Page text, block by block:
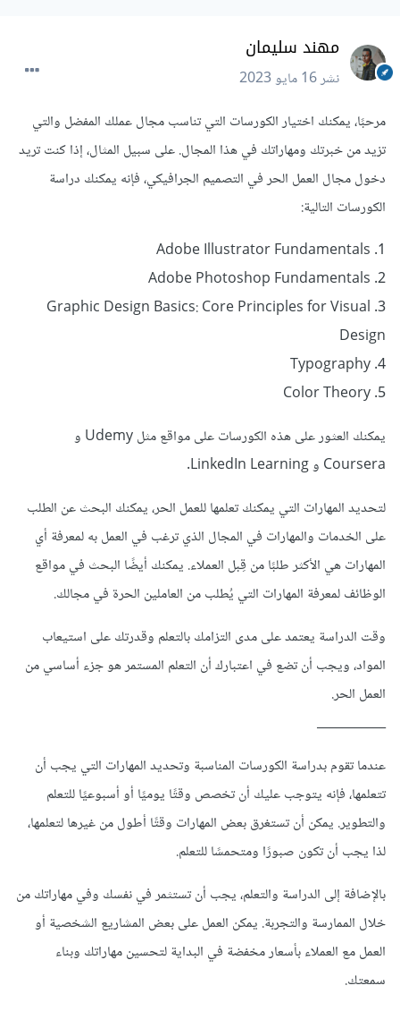
مهند سليمان
نشر16 مايو 2023
مرحبًا، يمكنك اختيار الكورسات التي تناسب مجال عملك المفضل والتي
تزيد من خبرتك ومهاراتك في هذا المجال. على سبيل المثال، إذا كنت تريد
دخول مجال العمل الحر في التصميم الجرافيكي، فإنه يمكنك دراسة
الكورسات التالية:
1. Adobe Illustrator Fundamentals
2. Adobe Photoshop Fundamentals
3. Graphic Design Basics: Core Principles for Visual
Design
4. Typography
5. Color Theory
يمكنك العثور على هذه الكورسات على مواقع مثل Udemy و
Coursera و LinkedIn Learning.
لتحديد المهارات التي يمكنك تعلمها للعمل الحر، يمكنك البحث عن الطلب
على الخدمات والمهارات في المجال الذي ترغب في العمل به لمعرفة أي
المهارات هي الأكثر طلبًا من قِبل العملاء. يمكنك أيضًا البحث في مواقع
الوظائف لمعرفة المهارات التي يُطلب من العاملين الحرة في مجالك.
وقت الدراسة يعتمد على مدى التزامك بالتعلم وقدرتك على استيعاب
المواد، ويجب أن تضع في اعتبارك أن التعلم المستمر هو جزء أساسي من
العمل الحر.
___________
عندما تقوم بدراسة الكورسات المناسبة وتحديد المهارات التي يجب أن
تتعلمها، فإنه يتوجب عليك أن تخصص وقتًا يوميًا أو أسبوعيًا للتعلم
والتطوير. يمكن أن تستغرق بعض المهارات وقتًا أطول من غيرها لتعلمها،
لذا يجب أن تكون صبورًا ومتحمسًا للتعلم.
بالإضافة إلى الدراسة والتعلم، يجب أن تستثمر في نفسك وفي مهاراتك من
خلال الممارسة والتجربة. يمكن العمل على بعض المشاريع الشخصية أو
العمل مع العملاء بأسعار مخفضة في البداية لتحسين مهاراتك وبناء
سمعتك.